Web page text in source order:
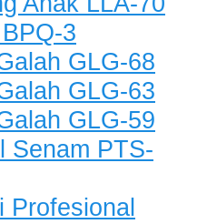
3
GLG-68
GLG-63
GLG-59
Senam PTS-
Profesional